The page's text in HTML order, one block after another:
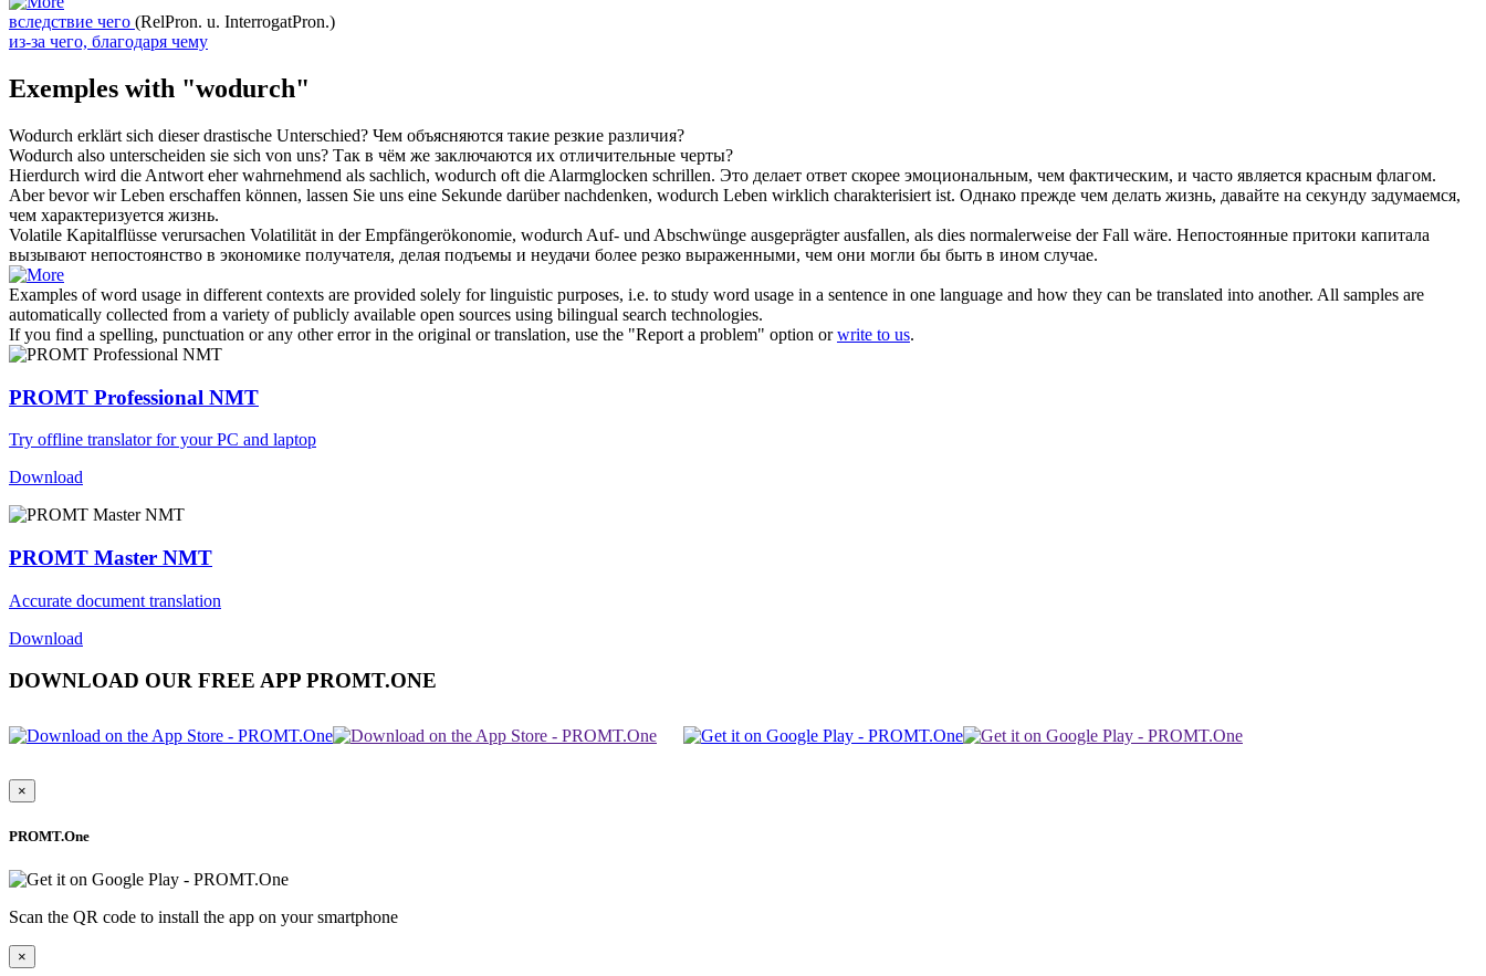
вследствие чего (RelPron. u. InterrogatPron.)
из-за чего, благодаря чему
Exemples with "wodurch"
Wodurch erklärt sich dieser drastische Unterschied? Чем объясняются такие резкие различия?
Wodurch also unterscheiden sie sich von uns? Так в чём же заключаются их отличительные черты?
Hierdurch wird die Antwort eher wahrnehmend als sachlich, wodurch oft die Alarmglocken schrillen. Это делает ответ скорее эмоциональным, чем фактическим, и часто является красным флагом.
Aber bevor wir Leben erschaffen können, lassen Sie uns eine Sekunde darüber nachdenken, wodurch Leben wirklich charakterisiert ist. Однако прежде чем делать жизнь, давайте на секунду задумаемся,
чем характеризуется жизнь.
Volatile Kapitalflüsse verursachen Volatilität in der Empfängerökonomie, wodurch Auf- und Abschwünge ausgeprägter ausfallen, als dies normalerweise der Fall wäre. Непостоянные притоки капитала
вызывают непостоянство в экономике получателя, делая подъемы и неудачи более резко выраженными, чем они могли бы быть в ином случае.
Examples of word usage in different contexts are provided solely for linguistic purposes, i.e. to study word usage in a sentence in one language and how they can be translated into another. All samples are
automatically collected from a variety of publicly available open sources using bilingual search technologies.
If you find a spelling, punctuation or any other error in the original or translation, use the "Report a problem" option orwrite to us.
PROMT Professional NMT
Try offline translator for your PC and laptop
Download
PROMT Master NMT
Accurate document translation
Download
DOWNLOAD OUR FREE APP PROMT.ONE
×
PROMT.One
Scan the QR code to install the app on your smartphone
×